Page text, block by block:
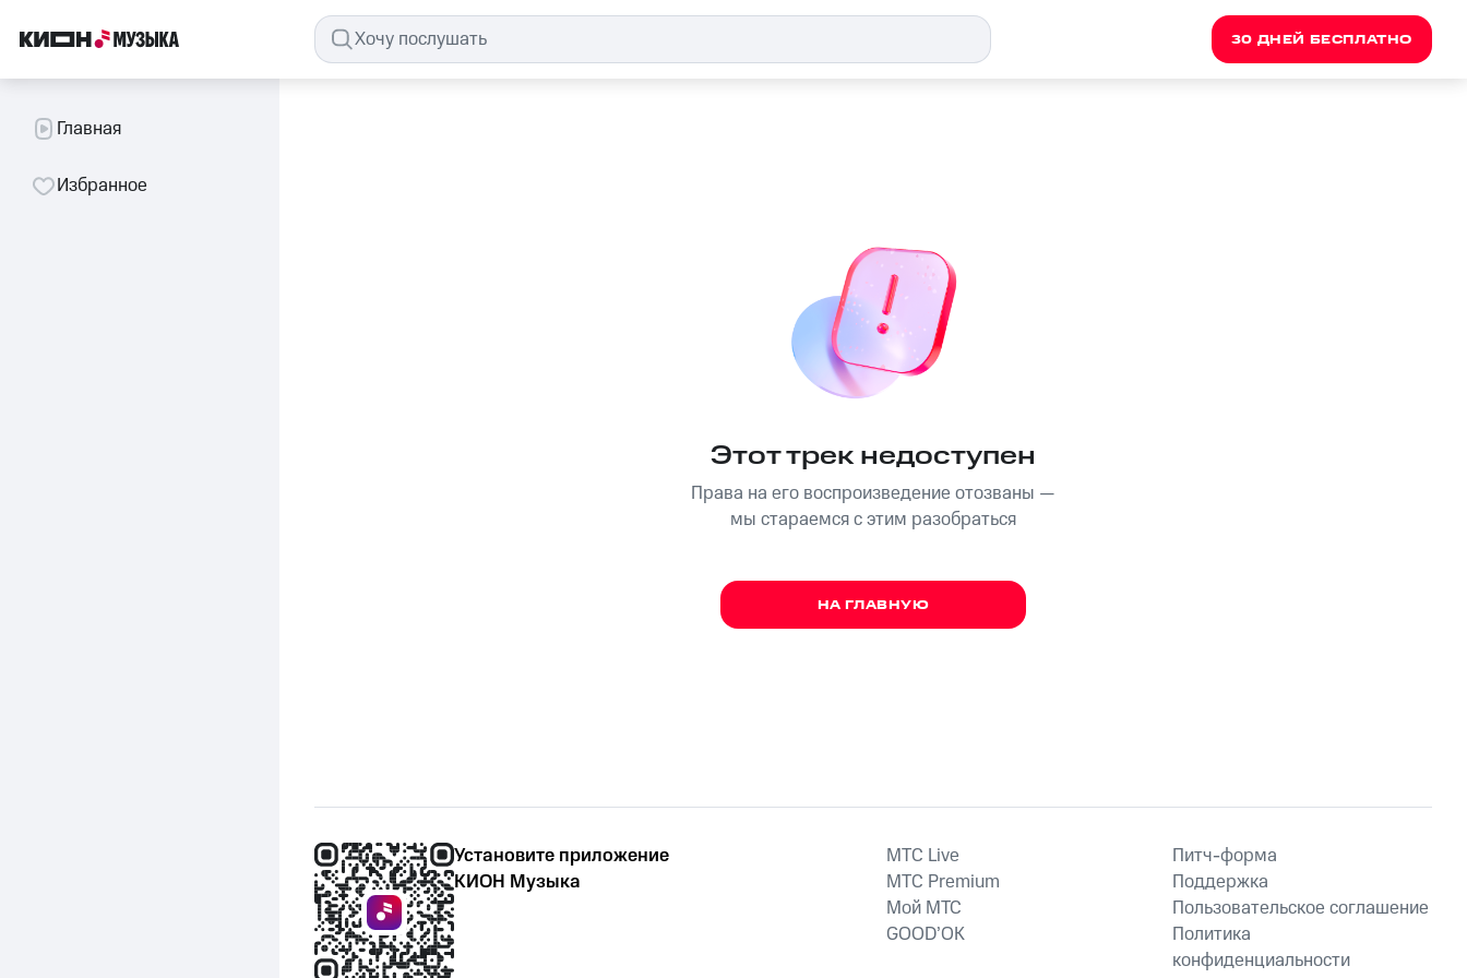
30 ДНЕЙ БЕСПЛАТНО
Главная
Избранное
Этот трек недоступен
Права на его воспроизведение отозваны —
мы стараемся с этим разобраться
НА ГЛАВНУЮ
Установите приложение
КИОН Музыка
MTС Live
MTС Premium
Мой МТС
GOOD’OK
Питч-форма
Поддержка
Пользовательское соглашение
Политика
конфиденциальности